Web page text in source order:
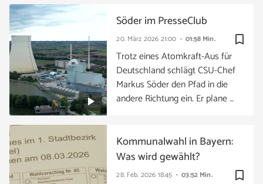
bookmark_border
20. März 2026 21:00 01:58 Min.
Söder im PresseClub
Trotz eines Atomkraft-Aus für
Deutschland schlägt CSU-Chef
Markus Söder den Pfad in die
andere Richtung ein. Er plane …
bookmark_border
28. Feb. 2026 18:45 03:52 Min.
Kommunalwahl in Bayern:
Was wird gewählt?